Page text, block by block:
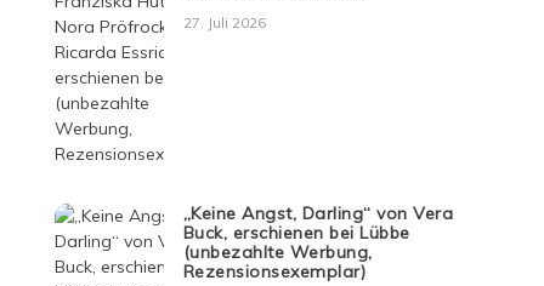
27. Juli 2026
„Keine Angst, Darling“ von Vera
Buck, erschienen bei Lübbe
(unbezahlte Werbung,
Rezensionsexemplar)